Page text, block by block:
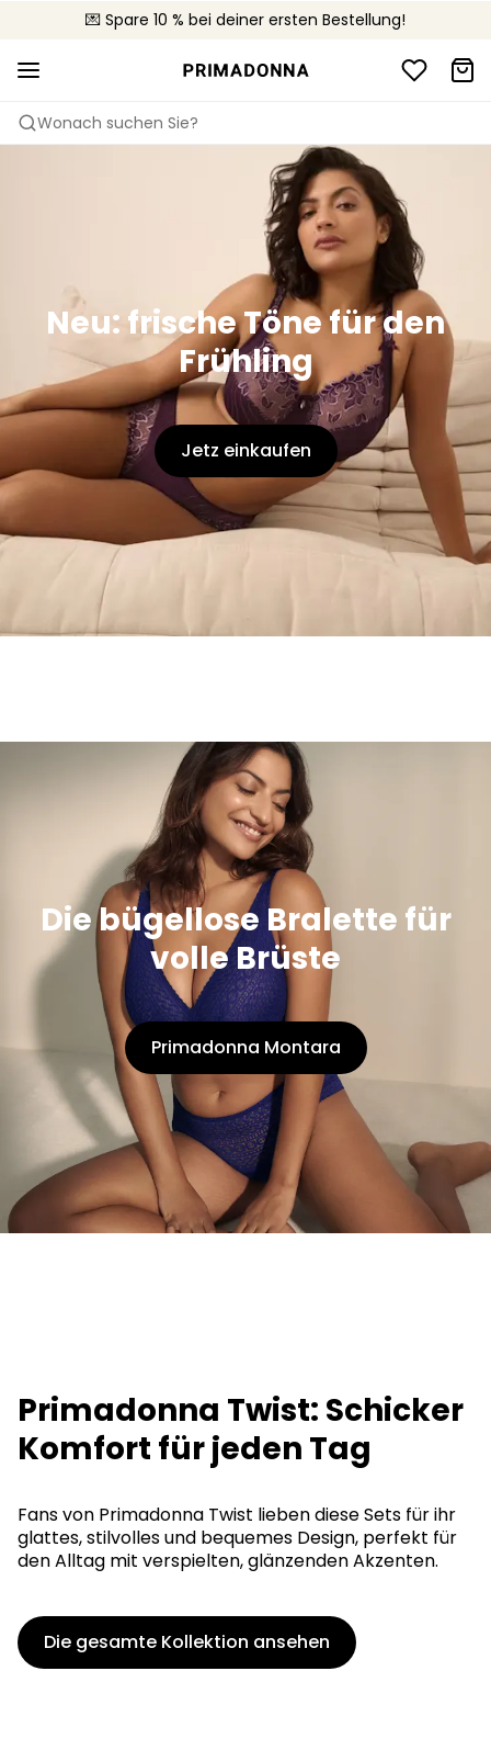
💌 Spare 10 % bei deiner ersten Bestellung!
🚚 Kostenloser Versand bei Bestellungen über 90 €
📦 Kostenlose Rücksendungen
Wonach suchen Sie?
Neu: frische Töne für den
Frühling
Jetz einkaufen
Die bügellose Bralette für
volle Brüste
Primadonna Montara
Primadonna Twist: Schicker
Komfort für jeden Tag
Fans von Primadonna Twist lieben diese Sets für ihr
glattes, stilvolles und bequemes Design, perfekt für
den Alltag mit verspielten, glänzenden Akzenten.
Die gesamte Kollektion ansehen